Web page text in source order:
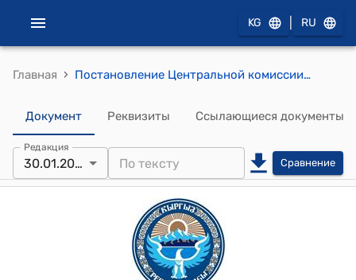
KG RU
Главная › Постановление Центральной комиссии по выборам и проведению референдумов КР от 14 ноября 2016 года № 210 "Об утверждении положений об удостоверении и нагрудном знаке депутата местного кенеша Кыргызской Республики"
Документ Реквизиты Ссылающиеся документы
Редакция
30.01.2020 Сравнение